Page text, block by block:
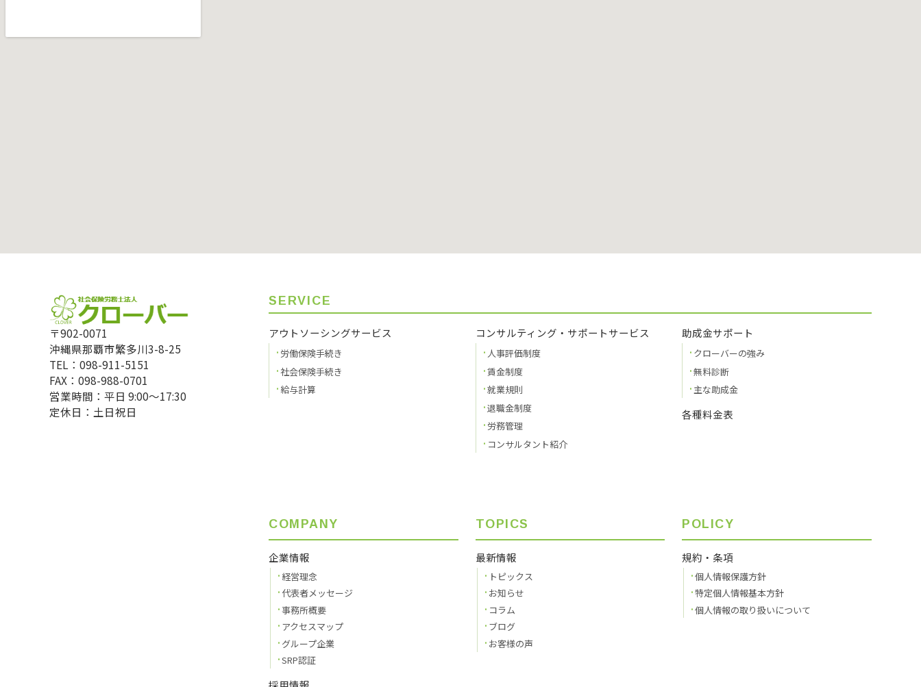
〒902-0071
沖縄県那覇市繁多川3-8-25
TEL：098-911-5151
FAX：098-988-0701
営業時間：平日 9:00〜17:30
定休日：土日祝日
SERVICE
アウトソーシングサービス
労働保険手続き
社会保険手続き
給与計算
コンサルティング・サポートサービス
人事評価制度
賃金制度
就業規則
退職金制度
労務管理
コンサルタント紹介
助成金サポート
クローバーの強み
無料診断
主な助成金
各種料金表
COMPANY
企業情報
経営理念
代表者メッセージ
事務所概要
アクセスマップ
グループ企業
SRP認証
TOPICS
最新情報
トピックス
お知らせ
コラム
ブログ
お客様の声
POLICY
規約・条項
個人情報保護方針
特定個人情報基本方針
個人情報の取り扱いについて